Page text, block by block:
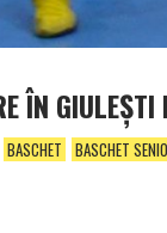
ÎN
BASCHET BASCHET